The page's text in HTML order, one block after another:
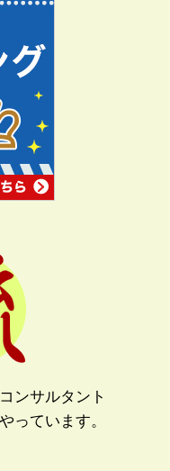
ンサルタント
っています。